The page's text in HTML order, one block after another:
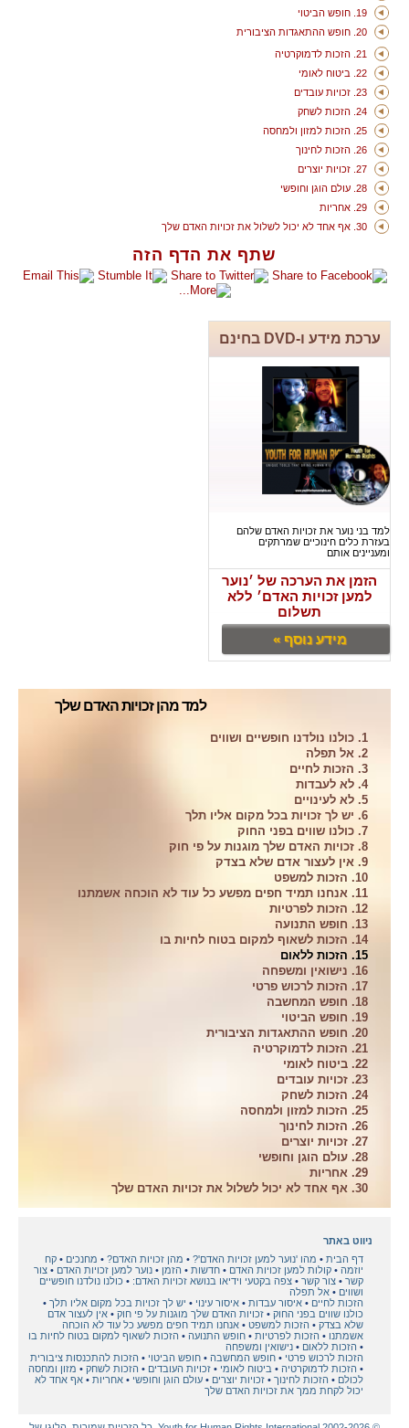
שתף את הדף הזה
ערכת מידע ו-DVD בחינם
למד בני נוער את זכויות האדם שלהם
בעזרת כלים חינוכיים שמרתקים
ומעניינים אותם
הזמן את הערכה של ׳נוער
למען זכויות האדם׳ ללא
תשלום
מידע נוסף »
למד מהן זכויות האדם שלך
1. כולנו נולדנו חופשיים ושווים
2. אל תפלה
3. הזכות לחיים
4. לא לעבדות
5. לא לעינויים
6. יש לך זכויות בכל מקום אליו תלך
7. כולנו שווים בפני החוק
8. זכויות האדם שלך מוגנות על פי חוק
9. אין לעצור אדם שלא בצדק
10. הזכות למשפט
11. אנחנו תמיד חפים מפשע כל עוד לא הוכחה אשמתנו
12. הזכות לפרטיות
13. חופש התנועה
14. הזכות לשאוף למקום בטוח לחיות בו
15. הזכות ללאום
16. נישואין ומשפחה
17. הזכות לרכוש פרטי
18. חופש המחשבה
19. חופש הביטוי
20. חופש ההתאגדות הציבורית
21. הזכות לדמוקרטיה
22. ביטוח לאומי
23. זכויות עובדים
24. הזכות לשחק
25. הזכות למזון ולמחסה
26. הזכות לחינוך
27. זכויות יוצרים
28. עולם הוגן וחופשי
29. אחריות
30. אף אחד לא יכול לשלול את זכויות האדם שלך
19. חופש הביטוי
20. חופש ההתאגדות הציבורית
21. הזכות לדמוקרטיה
22. ביטוח לאומי
23. זכויות עובדים
24. הזכות לשחק
25. הזכות למזון ולמחסה
26. הזכות לחינוך
27. זכויות יוצרים
28. עולם הוגן וחופשי
29. אחריות
30. אף אחד לא יכול לשלול את זכויות האדם שלך
ניווט באתר
דף הבית
מהו 'נוער למען זכויות האדם'? מהן זכויות האדם? מחנכים
קח
יוזמה
קולות למען זכויות האדם חדשות הזמן נוער למען זכויות האדם
צור
קשר
צור קשר צפה בקטעי וידיאו בנושא זכויות האדם:
כולנו נולדנו חופשיים
ושווים
אל תפלה
הזכות לחיים
איסור עבדות איסור עינוי
יש לך זכויות בכל מקום אליו תלך
כולנו שווים בפני החוק
זכויות האדם שלך מוגנות על פי חוק
אין לעצור אדם
שלא בצדק
הזכות למשפט
אנחנו תמיד חפים מפשע כל עוד לא הוכחה
אשמתנו
הזכות לפרטיות חופש התנועה
הזכות לשאוף למקום בטוח לחיות בו
הזכות ללאום
נישואין ומשפחה
הזכות לרכוש פרטי
חופש המחשבה חופש הביטוי
הזכות להתכנסות ציבורית
הזכות לדמוקרטיה
ביטוח לאומי זכויות העובדים הזכות לשחק
מזון ומחסה
לכולם
הזכות לחינוך זכויות יוצרים עולם הוגן וחופשי אחריות
אף אחד לא
יכול לקחת ממך את זכויות האדם שלך